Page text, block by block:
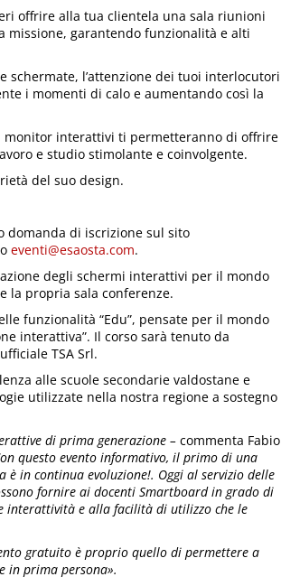
offrire alla tua clientela una sala riunioni
garantendo funzionalità e alti
schermate, l’attenzione dei tuoi interlocutori
i momenti di calo e aumentando così la
monitor interattivi ti permetteranno di offrire
e studio stimolante e coinvolgente.
del suo design.
domanda di iscrizione sul sito
eventi@esaosta.com.
degli schermi interattivi per il mondo
la propria sala conferenze.
funzionalità “Edu”, pensate per il mondo
interattiva”. Il corso sarà tenuto da
TSA Srl.
alle scuole secondarie valdostane e
utilizzate nella nostra regione a sostegno
di prima generazione – commenta Fabio
questo evento informativo, il primo di una
in continua evoluzione!. Oggi al servizio delle
fornire ai docenti Smartboard in grado di
interattività e alla facilità di utilizzo che le
gratuito è proprio quello di permettere a
in prima persona».